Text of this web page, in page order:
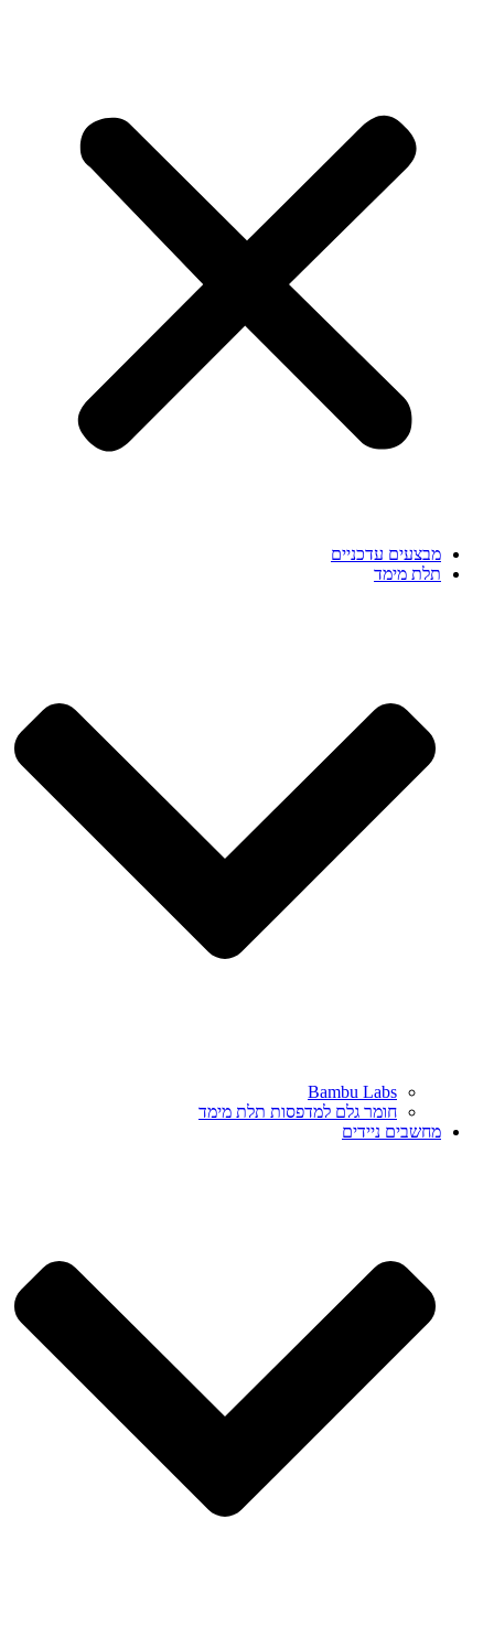
מבצעים עדכניים
תלת מימד
Bambu Labs
חומר גלם למדפסות תלת מימד
מחשבים ניידים